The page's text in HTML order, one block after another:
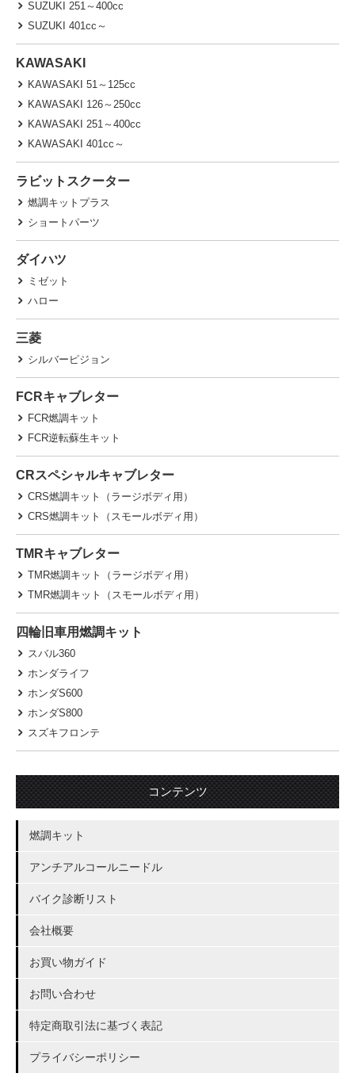
SUZUKI 251～400cc
SUZUKI 401cc～
KAWASAKI
KAWASAKI 51～125cc
KAWASAKI 126～250cc
KAWASAKI 251～400cc
KAWASAKI 401cc～
ラビットスクーター
燃調キットプラス
ショートパーツ
ダイハツ
ミゼット
ハロー
三菱
シルバーピジョン
FCRキャブレター
FCR燃調キット
FCR逆転蘇生キット
CRスペシャルキャブレター
CRS燃調キット（ラージボディ用）
CRS燃調キット（スモールボディ用）
TMRキャブレター
TMR燃調キット（ラージボディ用）
TMR燃調キット（スモールボディ用）
四輪旧車用燃調キット
スバル360
ホンダライフ
ホンダS600
ホンダS800
スズキフロンテ
コンテンツ
燃調キット
アンチアルコールニードル
バイク診断リスト
会社概要
お買い物ガイド
お問い合わせ
特定商取引法に基づく表記
プライバシーポリシー